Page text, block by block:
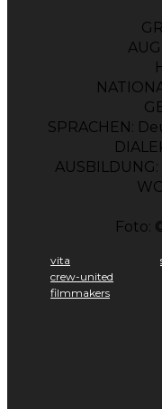
SPRACHEN:
Foto:
vita
crew-united
filmmakers